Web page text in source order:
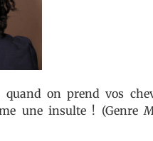
quand on prend vos
une insulte ! (Genre